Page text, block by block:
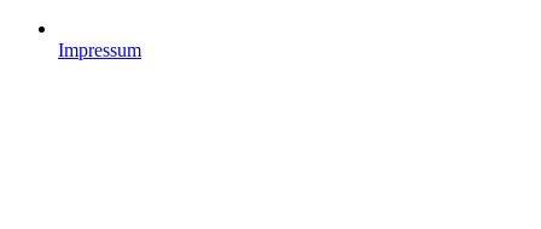
Impressum